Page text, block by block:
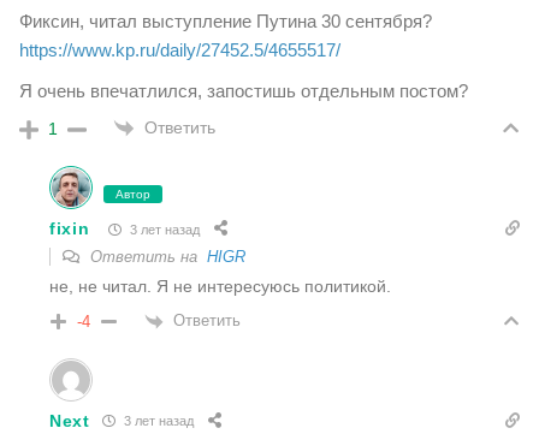
Фиксин, читал выступление Путина 30 сентября?
https://www.kp.ru/daily/27452.5/4655517/
Я очень впечатлился, запостишь отдельным постом?
1 Ответить
Автор
fixin 3 лет назад
Ответить на HIGR
не, не читал. Я не интересуюсь политикой.
-4 Ответить
Next 3 лет назад